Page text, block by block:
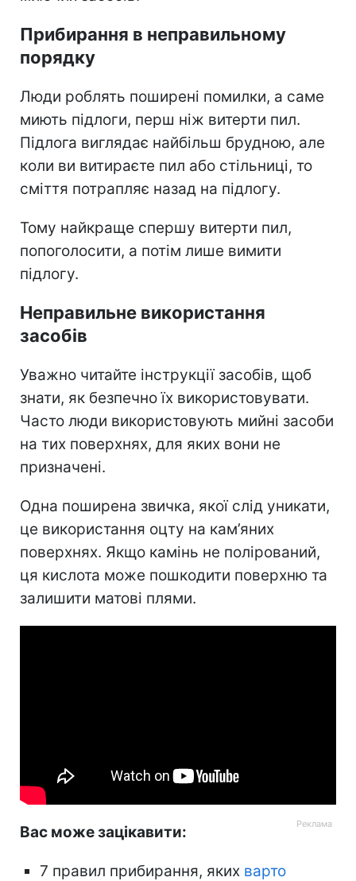
Прибирання в неправильному
порядку
Люди роблять поширені помилки, а саме
миють підлоги, перш ніж витерти пил.
Підлога виглядає найбільш брудною, але
коли ви витираєте пил або стільниці, то
сміття потрапляє назад на підлогу.
Тому найкраще спершу витерти пил,
попоголосити, а потім лише вимити
підлогу.
Неправильне використання
засобів
Уважно читайте інструкції засобів, щоб
знати, як безпечно їх використовувати.
Часто люди використовують мийні засоби
на тих поверхнях, для яких вони не
призначені.
Одна поширена звичка, якої слід уникати,
це використання оцту на кам’яних
поверхнях. Якщо камінь не полірований,
ця кислота може пошкодити поверхню та
залишити матові плями.
Вас може зацікавити:
7 правил прибирання, яких варто